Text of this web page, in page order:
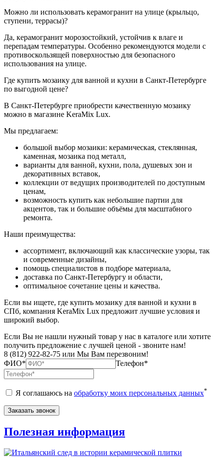
Можно ли использовать керамогранит на улице (крыльцо,
ступени, террасы)?
Да, керамогранит морозостойкий, устойчив к влаге и
перепадам температуры. Особенно рекомендуются модели с
противоскользящей поверхностью для безопасного
использования на улице.
Где купить мозаику для ванной и кухни в Санкт-Петербурге
по выгодной цене?
В Санкт-Петербурге приобрести качественную мозаику
можно в магазине KeraMix Lux.
Мы предлагаем:
большой выбор мозаики: керамическая, стеклянная,
каменная, мозаика под металл,
варианты для ванной, кухни, пола, душевых зон и
декоративных вставок,
коллекции от ведущих производителей по доступным
ценам,
возможность купить как небольшие партии для
акцентов, так и большие объёмы для масштабного
ремонта.
Наши преимущества:
ассортимент, включающий как классические узоры, так
и современные дизайны,
помощь специалистов в подборе материала,
доставка по Санкт-Петербургу и области,
оптимальное сочетание цены и качества.
Если вы ищете, где купить мозаику для ванной и кухни в
СПб, компания KeraMix Lux предложит лучшие условия и
широкий выбор.
Если Вы не нашли нужный товар у нас в каталоге или хотите
получить предложение с лучшей ценой - звоните нам!
8 (812) 922-82-75 или Мы Вам перезвоним!
ФИО*
Телефон*
Я соглашаюсь на обработку моих персональных данных*
Полезная информация